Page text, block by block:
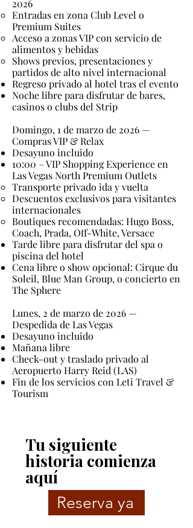
2026
Entradas en zona Club Level o
Premium Suites
Acceso a zonas VIP con servicio de
alimentos y bebidas
Shows previos, presentaciones y
partidos de alto nivel internacional
Regreso privado al hotel tras el evento
Noche libre para disfrutar de bares,
casinos o clubs del Strip
Domingo, 1 de marzo de 2026 —
Compras VIP & Relax
Desayuno incluido
10:00 – VIP Shopping Experience en
Las Vegas North Premium Outlets
Transporte privado ida y vuelta
Descuentos exclusivos para visitantes
internacionales
Boutiques recomendadas: Hugo Boss,
Coach, Prada, Off-White, Versace
Tarde libre para disfrutar del spa o
piscina del hotel
Cena libre o show opcional: Cirque du
Soleil, Blue Man Group, o concierto en
The Sphere
Lunes, 2 de marzo de 2026 —
Despedida de Las Vegas
Desayuno incluido
Mañana libre
Check-out y traslado privado al
Aeropuerto Harry Reid (LAS)
Fin de los servicios con Leti Travel &
Tourism
Tu siguiente
historia comienza
aquí
Reserva ya